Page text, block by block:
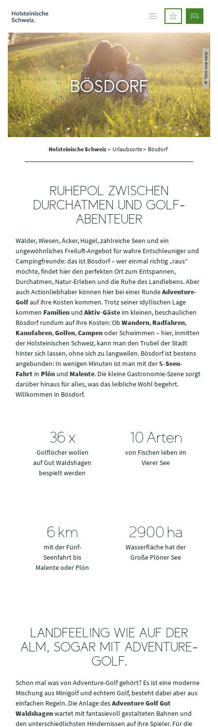
© TZHS Anne Weise
BÖSDORF
Holsteinische Schweiz> Urlaubsorte > Bösdorf
RUHEPOL ZWISCHEN
DURCHATMEN UND GOLF-
ABENTEUER
Wälder, Wiesen, Äcker, Hügel, zahlreiche Seen und ein
ungewöhnliches Freiluft-Angebot für wahre Entschleuniger und
Campingfreunde: das ist Bösdorf – wer einmal richtig „raus“
möchte, findet hier den perfekten Ort zum Entspannen,
Durchatmen, Natur-Erleben und die Ruhe des Landlebens. Aber
auch Actionliebhaber können hier bei einer RundeAdventure-
Golfauf ihre Kosten kommen. Trotz seiner idyllischen Lage
kommen Familien und Aktiv-Gäste im kleinen, beschaulichen
Bösdorf rundum auf ihre Kosten: Ob Wandern, Radfahren,
Kanufahren,Golfen,Campenoder Schwimmen – hier, inmitten
der Holsteinischen Schweiz, kann man den Trubel der Stadt
hinter sich lassen, ohne sich zu langweilen. Bösdorf ist bestens
angebunden: In wenigen Minuten ist man mit der5-Seen-
Fahrt in Plön und Malente. Die kleine Gastronomie-Szene sorgt
darüber hinaus für alles, was das leibliche Wohl begehrt.
Willkommen in Bösdorf.
36 x
Golflöcher wollen
auf Gut Waldshagen
bespielt werden
10 Arten
von Fischen leben im
Vierer See
6 km
mit der Fünf-
Seenfahrt bis
Malente oder Plön
2900 ha
Wasserfläche hat der
Große Plöner See
LANDFEELING WIE AUF DER
ALM, SOGAR MIT ADVENTURE-
GOLF.
Schon mal was von Adventure-Golf gehört? Es ist eine moderne
Mischung aus Minigolf und echtem Golf, besteht dabei aber aus
einfachen Regeln. Die Anlage desAdventure Golf Gut
Waldshagenwartet mit fantasievoll gestalteten Bahnen und
den unterschiedlichsten Hindernissen auf ihre Spieler. Für die